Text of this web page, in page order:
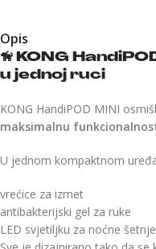
Opis
🦮 KONG
u jednoj ruci
KONG HandiPOD MINI
maksimalnu
U jednom kompaktnom
vrećice za izmet
antibakterijski gel za ruke
LED svjetiljku za noćne šetnje